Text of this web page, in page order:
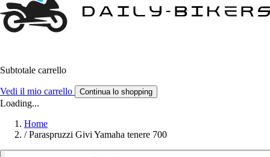
Subtotale carrello
Vedi il mio carrello Continua lo shopping
Loading...
Home
/ Paraspruzzi Givi Yamaha tenere 700